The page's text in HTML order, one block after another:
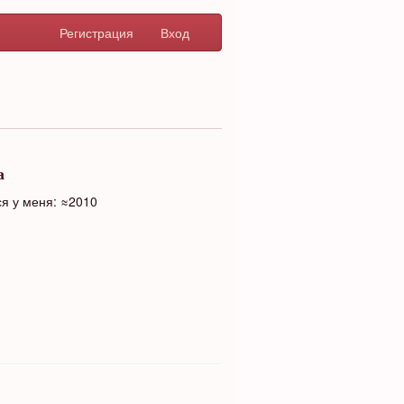
Регистрация Вход
у меня: ≈2010